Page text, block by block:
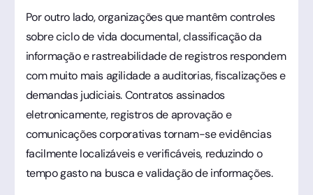
Por outro lado, organizações que mantêm controles
sobre ciclo de vida documental, classificação da
informação e rastreabilidade de registros respondem
com muito mais agilidade a auditorias, fiscalizações e
demandas judiciais. Contratos assinados
eletronicamente, registros de aprovação e
comunicações corporativas tornam-se evidências
facilmente localizáveis e verificáveis, reduzindo o
tempo gasto na busca e validação de informações.